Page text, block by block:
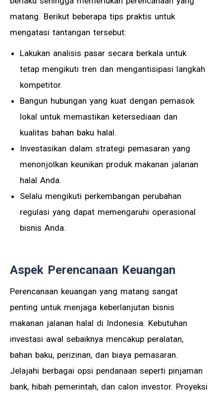
matang. Berikut beberapa tips praktis untuk
mengatasi tantangan tersebut:
Lakukan analisis pasar secara berkala untuk
tetap mengikuti tren dan mengantisipasi langkah
kompetitor.
Bangun hubungan yang kuat dengan pemasok
lokal untuk memastikan ketersediaan dan
kualitas bahan baku halal.
Investasikan dalam strategi pemasaran yang
menonjolkan keunikan produk makanan jalanan
halal Anda.
Selalu mengikuti perkembangan perubahan
regulasi yang dapat memengaruhi operasional
bisnis Anda.
Aspek Perencanaan Keuangan
Perencanaan keuangan yang matang sangat
penting untuk menjaga keberlanjutan bisnis
makanan jalanan halal di Indonesia. Kebutuhan
investasi awal sebaiknya mencakup peralatan,
bahan baku, perizinan, dan biaya pemasaran.
Jelajahi berbagai opsi pendanaan seperti pinjaman
bank, hibah pemerintah, dan calon investor. Proyeksi